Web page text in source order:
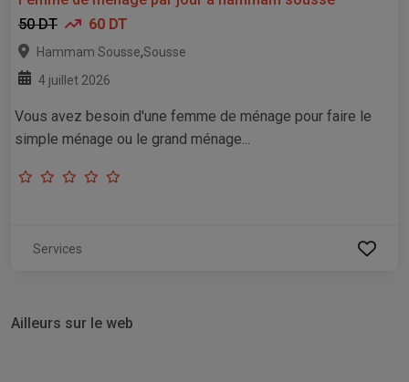
50 DT
60 DT
Hammam Sousse,Sousse
4 juillet 2026
Vous avez besoin d'une femme de ménage pour faire le
simple ménage ou le grand ménage...
Services
Ailleurs sur le web